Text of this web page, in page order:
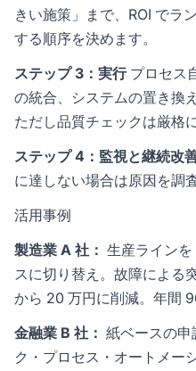
きい施策」まで、ROI でラ
する順序を決めます。
ステップ 3：実行プロセス
の統合、システムの置き換
ただし品質チェックは厳格に
ステップ 4：監視と継続改
に達しない場合は原因を調
活用事例
製造業 A 社： 生産ライン
スに切り替え。故障による
から 20 万円に削減。年間
金融業 B 社： 紙ベースの申
ク・プロセス・オートメー